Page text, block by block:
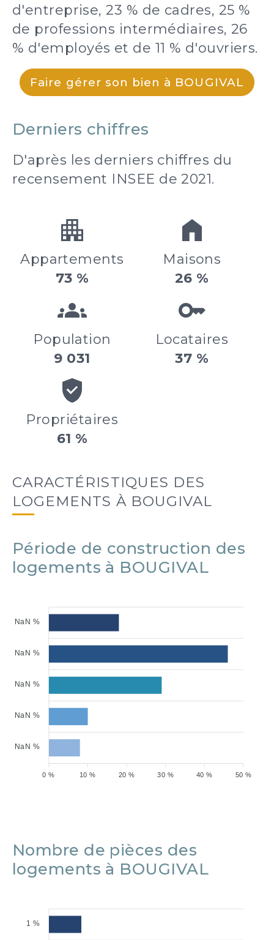
d'entreprise, 23 % de cadres, 25 %
de professions intermédiaires, 26
% d'employés et de 11 % d'ouvriers.
Faire gérer son bien à BOUGIVAL
Derniers chiffres
D'après les derniers chiffres du
recensement INSEE de 2021.
Appartements
73 %
Maisons
26 %
Population
9 031
Locataires
37 %
Propriétaires
61 %
CARACTÉRISTIQUES DES
LOGEMENTS À BOUGIVAL
Période de construction des
logements à BOUGIVAL
NaN %
NaN %
NaN %
NaN %
NaN %
50 %
40 %
30 %
20 %
10 %
0 %
Nombre de pièces des
logements à BOUGIVAL
1 %